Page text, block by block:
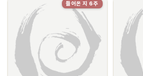
들어온 지 6주